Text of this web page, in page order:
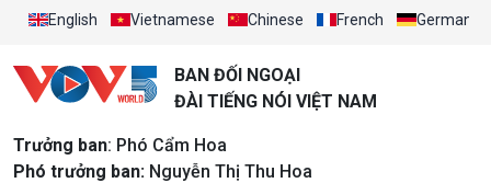
English Vietnamese Chinese French German
BAN ĐỐI NGOẠI
ĐÀI TIẾNG NÓI VIỆT NAM
Trưởng ban: Phó Cẩm Hoa
Phó trưởng ban: Nguyễn Thị Thu Hoa